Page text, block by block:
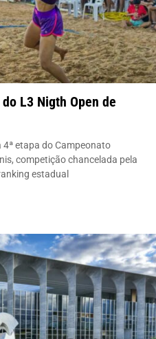
L3 Nigth Open de
4ª etapa do Campeonato
competição chancelada pela
estadual